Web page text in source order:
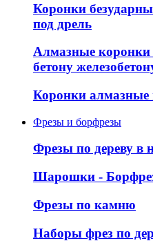
Коронки
под дрель
Алмазные коронки
бетону
Коронки алмазные
Фрезы и борфрезы
Фрезы по дереву в
Шарошки -
Фрезы по камню
Наборы фрез по